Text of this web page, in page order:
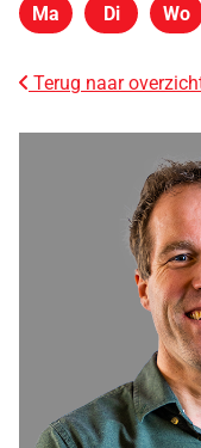
Maandag
Ma Dinsdag
Di Wo
Terug naar